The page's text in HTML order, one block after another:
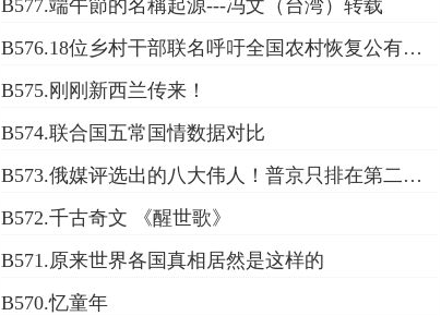
B577.端午節的名稱起源---冯文（台湾）转载
B576.18位乡村干部联名呼吁全国农村恢复公有制的倡议书！
B575.刚刚新西兰传来！
B574.联合国五常国情数据对比
B573.俄媒评选出的八大伟人！普京只排在第二位！
B572.千古奇文 《醒世歌》
B571.原来世界各国真相居然是这样的
B570.忆童年